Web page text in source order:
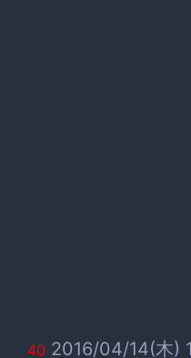
40 2016/04/14(木)